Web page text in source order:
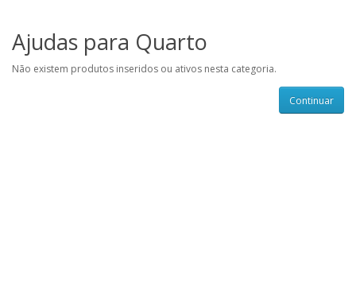
Ajudas para Quarto
Não existem produtos inseridos ou ativos nesta categoria.
Continuar